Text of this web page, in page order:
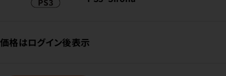
価格はログイン後表示